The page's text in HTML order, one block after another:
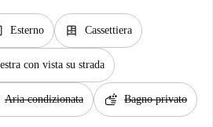
Esterno dresser Cassettiera
con vista su strada
Aria condizionata soap Bagno privato